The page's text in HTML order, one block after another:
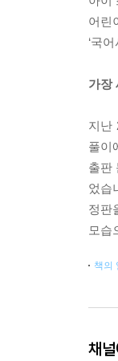
어린
‘국
가장
지난
풀이
출판
었습
정판
모습
책의
채